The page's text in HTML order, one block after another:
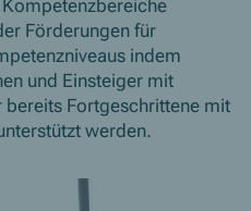
Förderungen für
indem
und Einsteiger mit
Fortgeschrittene mit
werden.